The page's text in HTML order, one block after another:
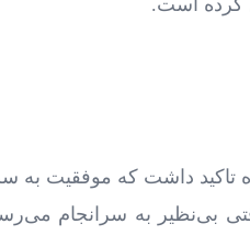
کرده است.
تاکید داشت که موفقیت
بی‌نظیر به سرانجام